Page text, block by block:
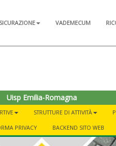
VADEMECUM
Uisp Emilia-Romagna
STRUTTURE DI ATTIVITÀ
PRIVACY BACKEND SITO WEB